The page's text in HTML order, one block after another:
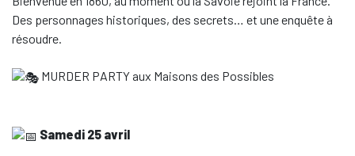
Des personnages historiques, des secrets… et une enquête à
résoudre.
MURDER PARTY aux Maisons des Possibles
Samedi 25 avril